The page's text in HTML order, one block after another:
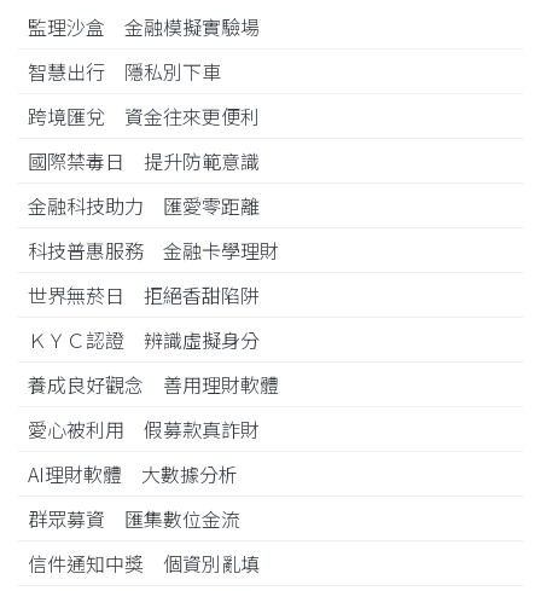
監理沙盒 金融模擬實驗場
智慧出行 隱私別下車
跨境匯兌 資金往來更便利
國際禁毒日 提升防範意識
金融科技助力 匯愛零距離
科技普惠服務 金融卡學理財
世界無菸日 拒絕香甜陷阱
ＫＹＣ認證 辨識虛擬身分
養成良好觀念 善用理財軟體
愛心被利用 假募款真詐財
AI理財軟體 大數據分析
群眾募資 匯集數位金流
信件通知中獎 個資別亂填